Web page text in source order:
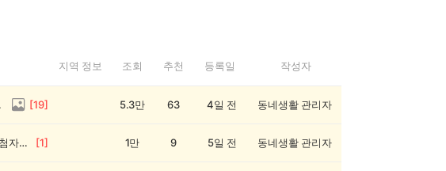
지역 정보 조회 추천 등록일 작성자
17) [19] 5.3만 63 4일 전 동네생활 관리자
💰[당첨자 발표] 26회차 우리 동네 정보왕 이벤트 당첨자를 발표합니다! [1] 1만 9 5일 전 동네생활 관리자